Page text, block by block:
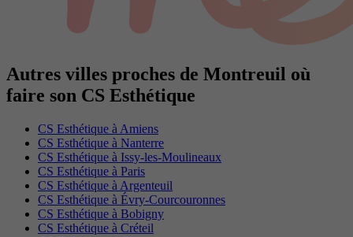
Autres villes proches de Montreuil où
faire son CS Esthétique
CS Esthétique à Amiens
CS Esthétique à Nanterre
CS Esthétique à Issy-les-Moulineaux
CS Esthétique à Paris
CS Esthétique à Argenteuil
CS Esthétique à Évry-Courcouronnes
CS Esthétique à Bobigny
CS Esthétique à Créteil